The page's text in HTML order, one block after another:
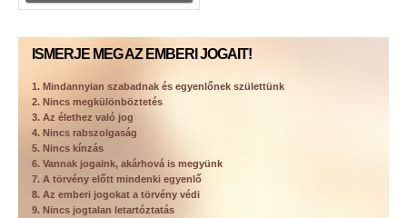
ISMERJE MEG AZ EMBERI JOGAIT!
1. Mindannyian szabadnak és egyenlőnek születtünk
2. Nincs megkülönböztetés
3. Az élethez való jog
4. Nincs rabszolgaság
5. Nincs kínzás
6. Vannak jogaink, akárhová is megyünk
7. A törvény előtt mindenki egyenlő
8. Az emberi jogokat a törvény védi
9. Nincs jogtalan letartóztatás